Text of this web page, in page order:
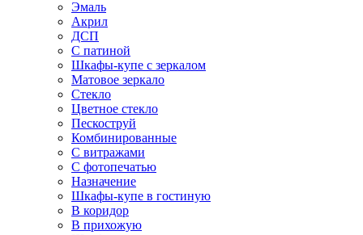
Эмаль
Акрил
ДСП
С патиной
Шкафы-купе с зеркалом
Матовое зеркало
Стекло
Цветное стекло
Пескоструй
Комбинированные
С витражами
С фотопечатью
Назначение
Шкафы-купе в гостиную
В коридор
В прихожую